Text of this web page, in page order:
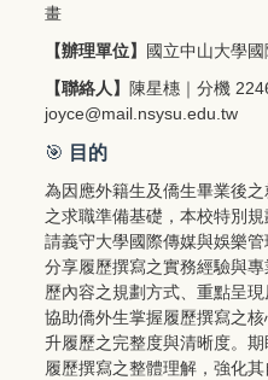
畫
【辦理單位】
國立中山大學
【聯絡人】
陳星橞｜分機
joyce@mail.nsysu.edu.tw
🎯 目的
為因應外籍生及僑生畢業後
之求職準備基礎，本校特別
請義守大學國際傳媒與娛樂
分享履歷撰寫之實務經驗與
歷內容之規劃方式、重點呈
協助僑外生掌握履歷撰寫之
升履歷之完整度與清晰度。
履歷撰寫之整體理解，強化